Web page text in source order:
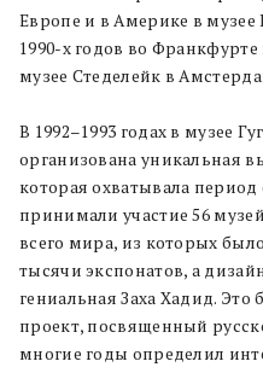
Европе и в Америке в музее
1990-х годов во
музее Стеделейк в
В 1992–1993 годах в музее
организована уникальная
которая охватывала период
принимали участие 56
всего мира, из которых
тысячи экспонатов, а
гениальная Заха Хадид.
проект, посвященный
многие годы определил